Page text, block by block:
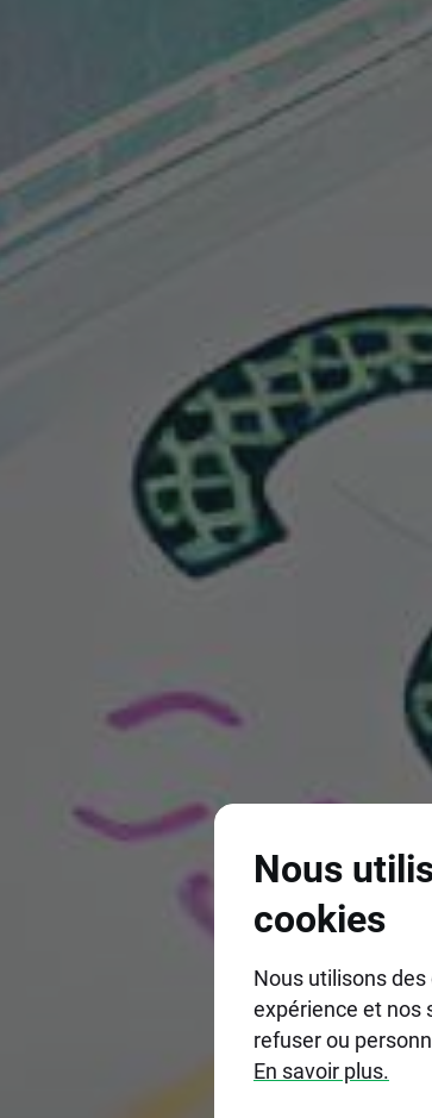
Nous
cookies
Nous utilisons
expérience et nos
refuser ou
En savoir plus.